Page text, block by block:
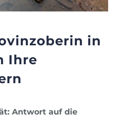
in
Ihre
Antwort auf die